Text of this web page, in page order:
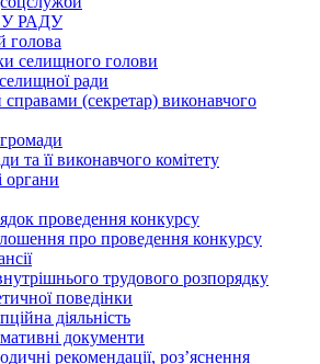
РАДУ
голова
селищного голови
ради
(секретар) виконавчого
та її виконавчого комітету
органи
проведення конкурсу
про проведення конкурсу
трудового розпорядку
поведінки
діяльність
документи
рекомендації, роз’яснення